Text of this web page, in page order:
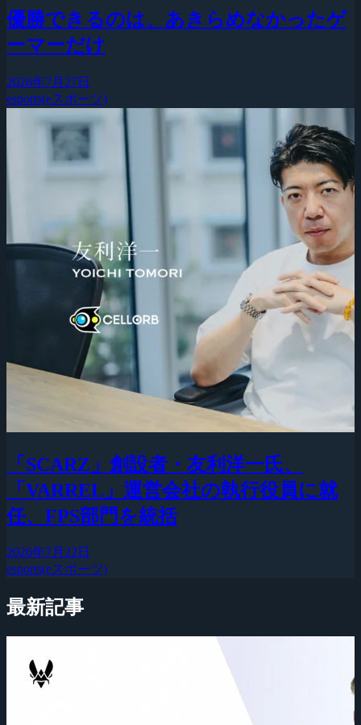
優勝できるのは、あきらめなかったゲ
ーマーだけ
2026年7月27日
esports(eスポーツ)
「SCARZ」創設者・友利洋一氏、
「VARREL」運営会社の執行役員に就
任、FPS部門を統括
2026年7月22日
esports(eスポーツ)
最新記事